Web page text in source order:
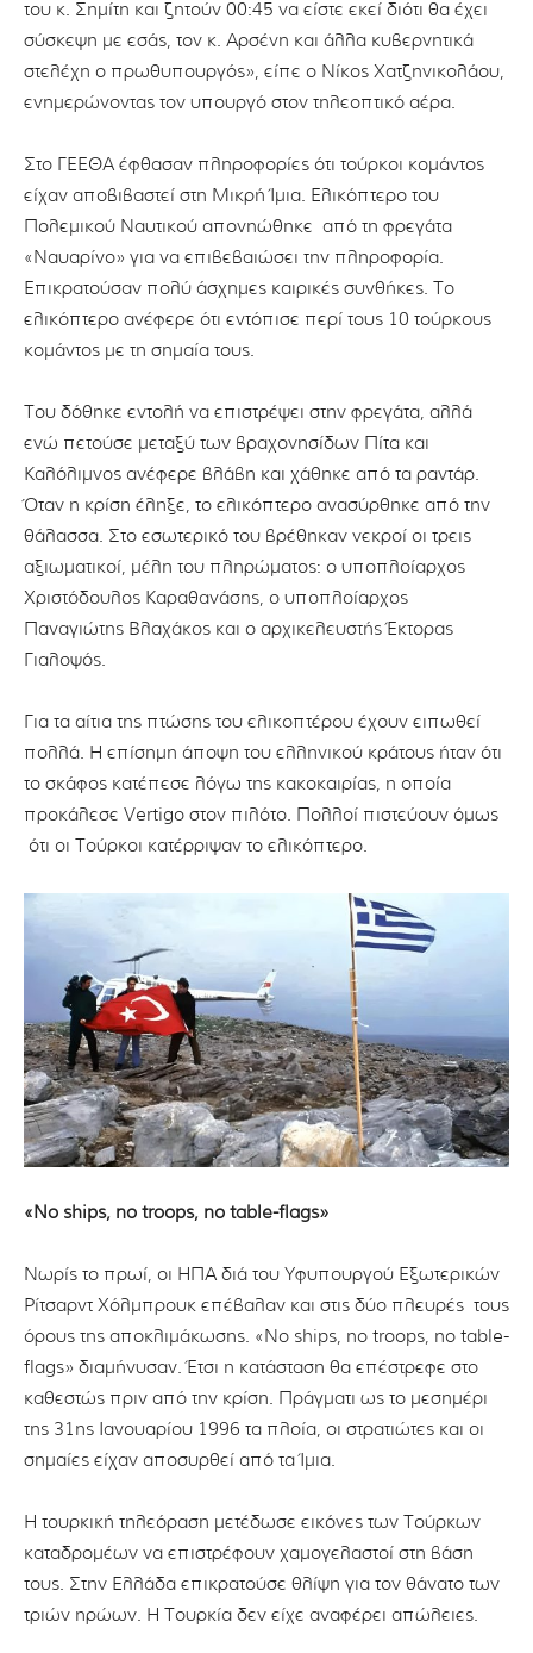
του κ. Σημίτη και ζητούν 00:45 να είστε εκεί διότι θα έχει
σύσκεψη με εσάς, τον κ. Αρσένη και άλλα κυβερνητικά
στελέχη ο πρωθυπουργός», είπε ο Νίκος Χατζηνικολάου,
ενημερώνοντας τον υπουργό στον τηλεοπτικό αέρα.
Στο ΓΕΕΘΑ έφθασαν πληροφορίες ότι τούρκοι κομάντος
είχαν αποβιβαστεί στη Μικρή Ίμια. Ελικόπτερο του
Πολεμικού Ναυτικού απονηώθηκε από τη φρεγάτα
«Ναυαρίνο» για να επιβεβαιώσει την πληροφορία.
Επικρατούσαν πολύ άσχημες καιρικές συνθήκες. Το
ελικόπτερο ανέφερε ότι εντόπισε περί τους 10 τούρκους
κομάντος με τη σημαία τους.
Του δόθηκε εντολή να επιστρέψει στην φρεγάτα, αλλά
ενώ πετούσε μεταξύ των βραχονησίδων Πίτα και
Καλόλιμνος ανέφερε βλάβη και χάθηκε από τα ραντάρ.
Όταν η κρίση έληξε, το ελικόπτερο ανασύρθηκε από την
θάλασσα. Στο εσωτερικό του βρέθηκαν νεκροί οι τρεις
αξιωματικοί, μέλη του πληρώματος: ο υποπλοίαρχος
Χριστόδουλος Καραθανάσης, ο υποπλοίαρχος
Παναγιώτης Βλαχάκος και ο αρχικελευστής Έκτορας
Γιαλοψός.
Για τα αίτια της πτώσης του ελικοπτέρου έχουν ειπωθεί
πολλά. Η επίσημη άποψη του ελληνικού κράτους ήταν ότι
το σκάφος κατέπεσε λόγω της κακοκαιρίας, η οποία
προκάλεσε Vertigo στον πιλότο. Πολλοί πιστεύουν όμως
ότι οι Τούρκοι κατέρριψαν το ελικόπτερο.
«No ships, no troops, no table-flags»
Νωρίς το πρωί, οι ΗΠΑ διά του Υφυπουργού Εξωτερικών
Ρίτσαρντ Χόλμπρουκ επέβαλαν και στις δύο πλευρές τους
όρους της αποκλιμάκωσης. «No ships, no troops, no table-
flags» διαμήνυσαν. Έτσι η κατάσταση θα επέστρεφε στο
καθεστώς πριν από την κρίση. Πράγματι ως το μεσημέρι
της 31ης Ιανουαρίου 1996 τα πλοία, οι στρατιώτες και οι
σημαίες είχαν αποσυρθεί από τα Ίμια.
Η τουρκική τηλεόραση μετέδωσε εικόνες των Τούρκων
καταδρομέων να επιστρέφουν χαμογελαστοί στη βάση
τους. Στην Ελλάδα επικρατούσε θλίψη για τον θάνατο των
τριών ηρώων. Η Τουρκία δεν είχε αναφέρει απώλειες.